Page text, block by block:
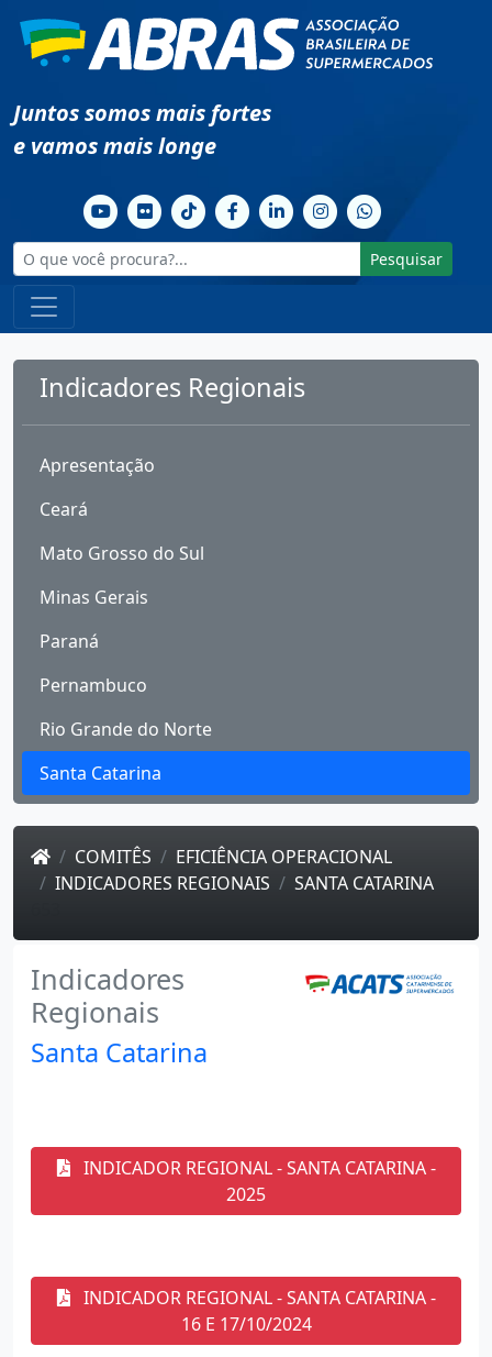
Juntos somos mais fortes
e vamos mais longe
Pesquisar
Indicadores Regionais
Apresentação
Ceará
Mato Grosso do Sul
Minas Gerais
Paraná
Pernambuco
Rio Grande do Norte
Santa Catarina
COMITÊS
EFICIÊNCIA OPERACIONAL
INDICADORES REGIONAIS
SANTA CATARINA
Indicadores
Regionais
Santa Catarina
INDICADOR REGIONAL - SANTA CATARINA -
2025
INDICADOR REGIONAL - SANTA CATARINA -
16 E 17/10/2024